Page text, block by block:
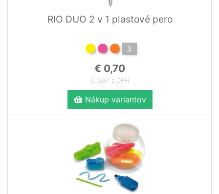
RIO DUO 2 v 1 plastové pero
3
€ 0,70
€ 0,87 s DPH
Nákup variantov